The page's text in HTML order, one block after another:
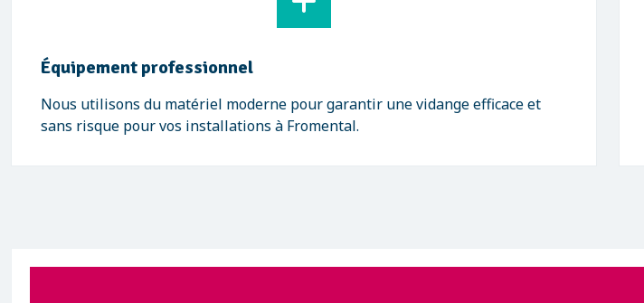
Équipement professionnel
Nous utilisons du matériel moderne pour garantir une vidange efficace et
sans risque pour vos installations à Fromental.